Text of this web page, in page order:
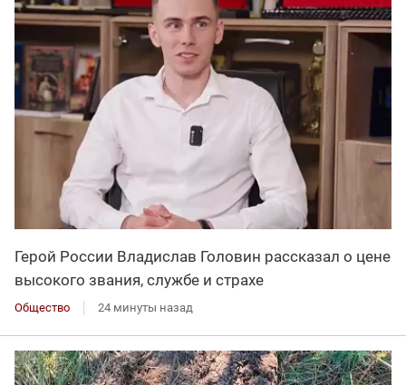
Герой России Владислав Головин рассказал о цене
высокого звания, службе и страхе
Общество 24 минуты назад